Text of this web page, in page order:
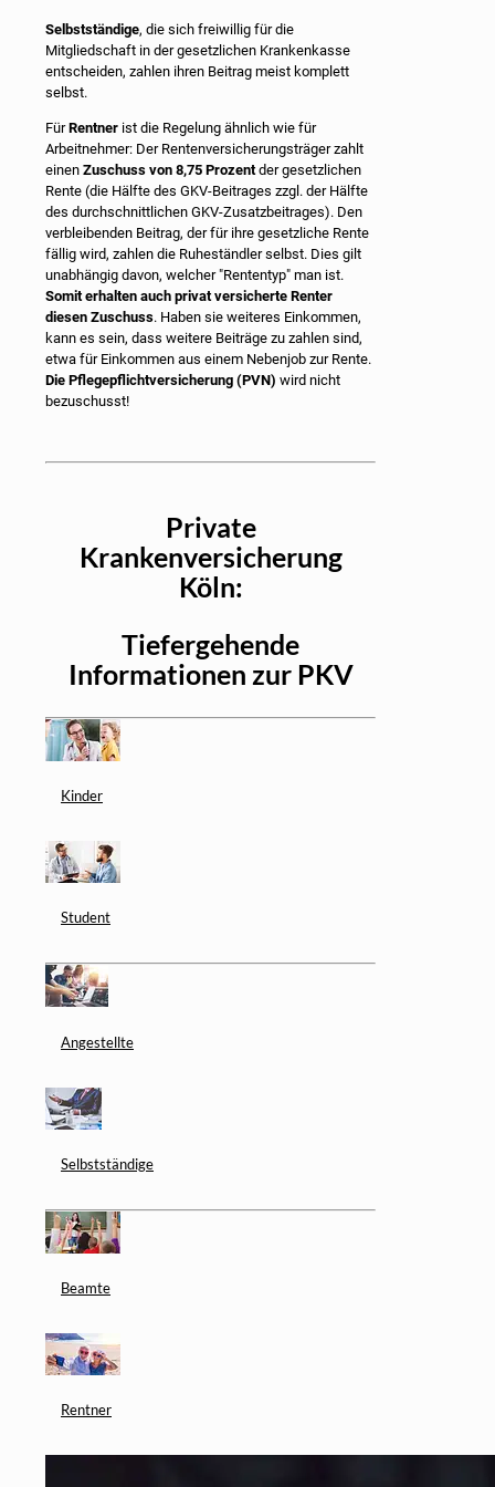
Selbstständige, die sich freiwillig für die
Mitgliedschaft in der gesetzlichen Krankenkasse
entscheiden, zahlen ihren Beitrag meist komplett
selbst.
FürRentner ist die Regelung ähnlich wie für
Arbeitnehmer: Der Rentenversicherungsträger zahlt
einen Zuschuss von 8,75 Prozent der gesetzlichen
Rente (die Hälfte des GKV-Beitrages zzgl. der Hälfte
des durchschnittlichen GKV-Zusatzbeitrages). Den
verbleibenden Beitrag, der für ihre gesetzliche Rente
fällig wird, zahlen die Ruheständler selbst. Dies gilt
unabhängig davon, welcher "Rententyp" man ist.
Somit erhalten auch privat versicherte Renter
diesen Zuschuss. Haben sie weiteres Einkommen,
kann es sein, dass weitere Beiträge zu zahlen sind,
etwa für Einkommen aus einem Nebenjob zur Rente.
Die Pflegepflichtversicherung (PVN) wird nicht
bezuschusst!
Private
Krankenversicherung
Köln:
Tiefergehende
Informationen zur PKV
Kinder
Student
Angestellte
Selbstständige
Beamte
Rentner